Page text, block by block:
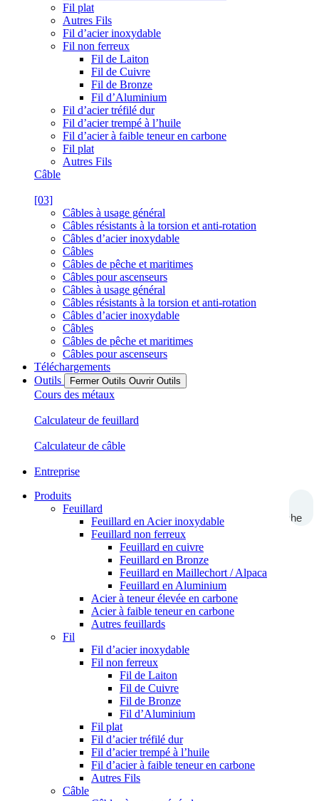
Fil plat
Autres Fils
Fil d’acier inoxydable
Fil non ferreux
Fil de Laiton
Fil de Cuivre
Fil de Bronze
Fil d’Aluminium
Fil d’acier tréfilé dur
Fil d’acier trempé à l’huile
Fil d’acier à faible teneur en carbone
Fil plat
Autres Fils
Câble
[03]
Câbles à usage général
Câbles résistants à la torsion et anti-rotation
Câbles d’acier inoxydable
Câbles
Câbles de pêche et maritimes
Câbles pour ascenseurs
Câbles à usage général
Câbles résistants à la torsion et anti-rotation
Câbles d’acier inoxydable
Câbles
Câbles de pêche et maritimes
Câbles pour ascenseurs
Téléchargements
Outils
Fermer Outils Ouvrir Outils
Cours des métaux
Calculateur de feuillard
Calculateur de câble
Entreprise
Recherche
Produits
Feuillard
Feuillard en Acier inoxydable
Feuillard non ferreux
Feuillard en cuivre
Feuillard en Bronze
Feuillard en Maillechort / Alpaca
Feuillard en Aluminium
Acier à teneur élevée en carbone
Acier à faible teneur en carbone
Autres feuillards
Fil
Fil d’acier inoxydable
Fil non ferreux
Fil de Laiton
Fil de Cuivre
Fil de Bronze
Fil d’Aluminium
Fil plat
Fil d’acier tréfilé dur
Fil d’acier trempé à l’huile
Fil d’acier à faible teneur en carbone
Autres Fils
Câble